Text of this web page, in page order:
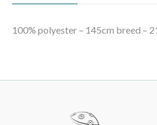
100% polyester – 145cm breed –